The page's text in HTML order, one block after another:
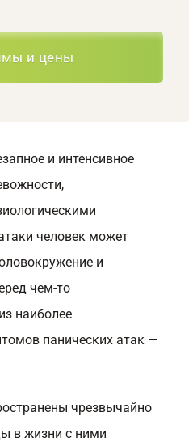
и цены
и интенсивное
человек может
и
чем-то
наиболее
панических атак —
чрезвычайно
в жизни с ними